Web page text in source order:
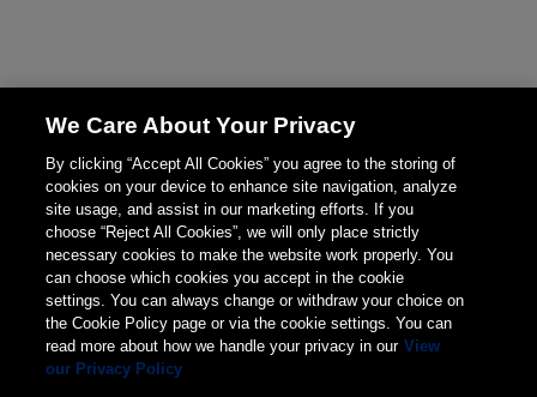
We Care About Your Privacy
By clicking “Accept All Cookies” you agree to the storing of
cookies on your device to enhance site navigation, analyze
site usage, and assist in our marketing efforts. If you
choose “Reject All Cookies”, we will only place strictly
necessary cookies to make the website work properly. You
can choose which cookies you accept in the cookie
settings. You can always change or withdraw your choice on
the Cookie Policy page or via the cookie settings. You can
read more about how we handle your privacy in our View
our Privacy Policy